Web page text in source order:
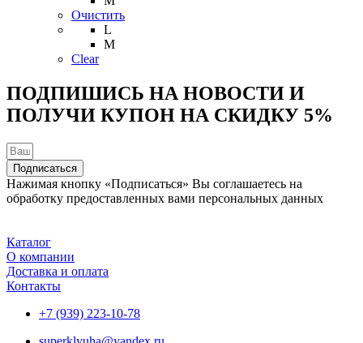
на
странице
товара.
Очистить
L
M
Clear
ПОДПИШИСЬ НА НОВОСТИ И
ПОЛУЧИ КУПОН НА СКИДКУ 5%
Подписаться
Нажимая кнопку «Подписаться» Вы соглашаетесь на
обработку предоставленных вами персональных данных
Каталог
О компании
Доставка и оплата
Контакты
+7 (939) 223-10-78